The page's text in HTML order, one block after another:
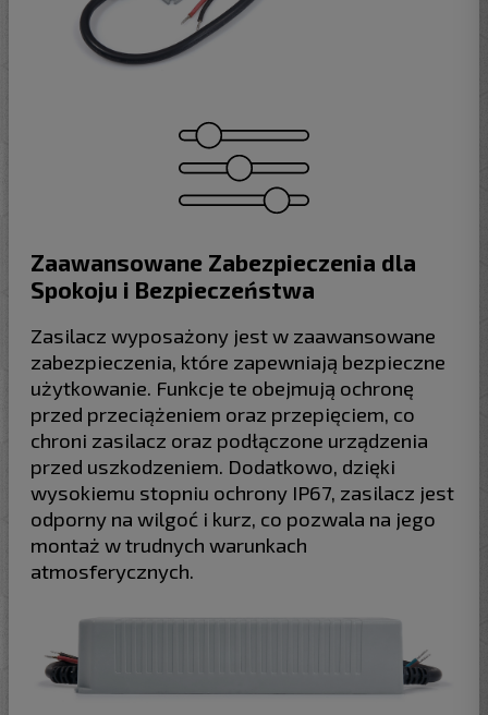
Zaawansowane Zabezpieczenia dla
Spokoju i Bezpieczeństwa
Zasilacz wyposażony jest w zaawansowane
zabezpieczenia, które zapewniają bezpieczne
użytkowanie. Funkcje te obejmują ochronę
przed przeciążeniem oraz przepięciem, co
chroni zasilacz oraz podłączone urządzenia
przed uszkodzeniem. Dodatkowo, dzięki
wysokiemu stopniu ochrony IP67, zasilacz jest
odporny na wilgoć i kurz, co pozwala na jego
montaż w trudnych warunkach
atmosferycznych.